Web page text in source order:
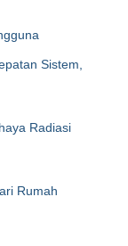
Sistem,
Radiasi
Rumah